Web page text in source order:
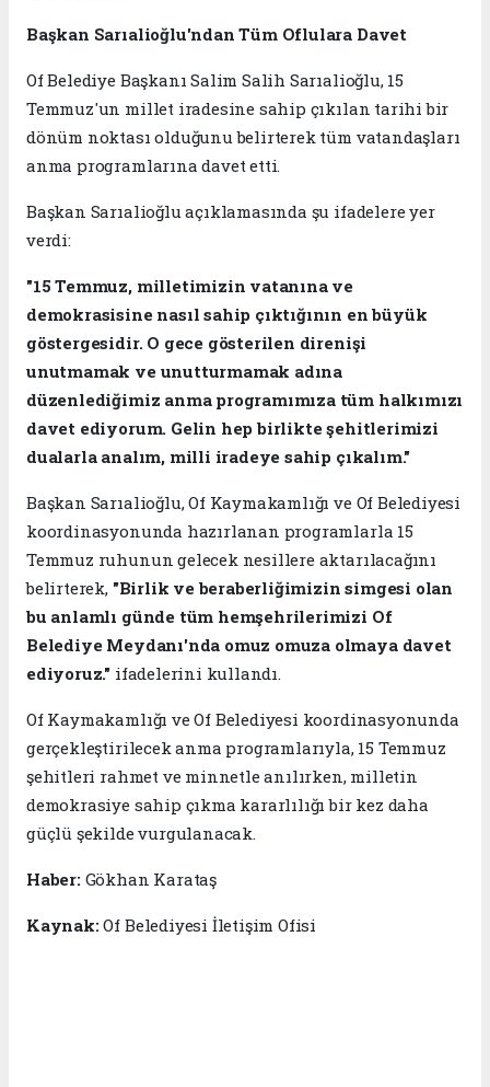
Başkan Sarıalioğlu'ndan Tüm Oflulara Davet
Of Belediye Başkanı Salim Salih Sarıalioğlu, 15
Temmuz'un millet iradesine sahip çıkılan tarihi bir
dönüm noktası olduğunu belirterek tüm vatandaşları
anma programlarına davet etti.
Başkan Sarıalioğlu açıklamasında şu ifadelere yer
verdi:
"15 Temmuz, milletimizin vatanına ve
demokrasisine nasıl sahip çıktığının en büyük
göstergesidir. O gece gösterilen direnişi
unutmamak ve unutturmamak adına
düzenlediğimiz anma programımıza tüm halkımızı
davet ediyorum. Gelin hep birlikte şehitlerimizi
dualarla analım, milli iradeye sahip çıkalım."
Başkan Sarıalioğlu, Of Kaymakamlığı ve Of Belediyesi
koordinasyonunda hazırlanan programlarla 15
Temmuz ruhunun gelecek nesillere aktarılacağını
belirterek, "Birlik ve beraberliğimizin simgesi olan
bu anlamlı günde tüm hemşehrilerimizi Of
Belediye Meydanı'nda omuz omuza olmaya davet
ediyoruz." ifadelerini kullandı.
Of Kaymakamlığı ve Of Belediyesi koordinasyonunda
gerçekleştirilecek anma programlarıyla, 15 Temmuz
şehitleri rahmet ve minnetle anılırken, milletin
demokrasiye sahip çıkma kararlılığı bir kez daha
güçlü şekilde vurgulanacak.
Haber: Gökhan Karataş
Kaynak:Of Belediyesi İletişim Ofisi